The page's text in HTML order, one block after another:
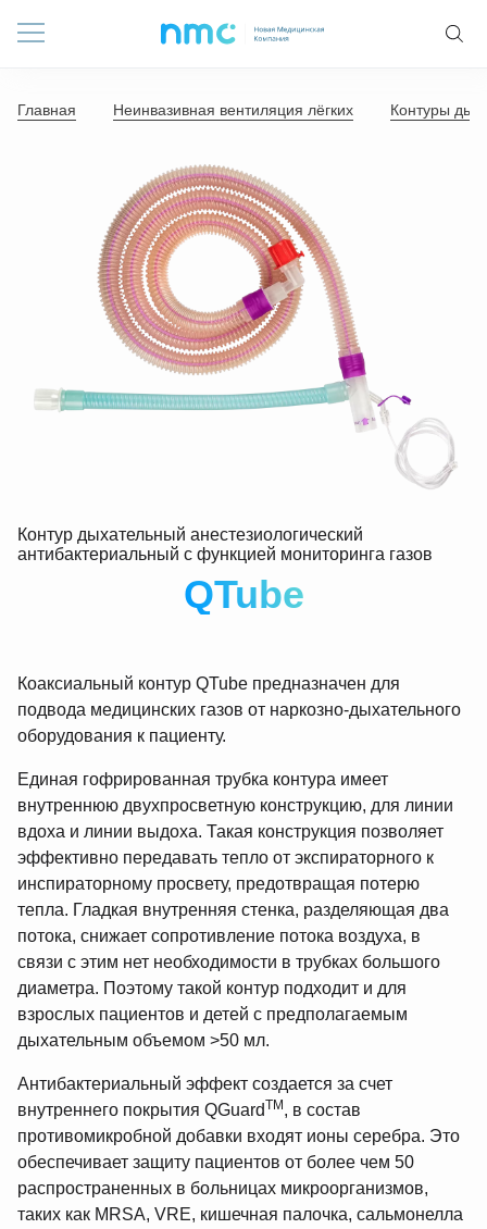
Главная Неинвазивная вентиляция лёгких Контуры
Контур дыхательный анестезиологический
антибактериальный с функцией мониторинга газов
QTube
Коаксиальный контур QTube предназначен для
подвода медицинских газов от наркозно-дыхательного
оборудования к пациенту.
Единая гофрированная трубка контура имеет
внутреннюю двухпросветную конструкцию, для линии
вдоха и линии выдоха. Такая конструкция позволяет
эффективно передавать тепло от экспираторного к
инспираторному просвету, предотвращая потерю
тепла. Гладкая внутренняя стенка, разделяющая два
потока, снижает сопротивление потока воздуха, в
связи с этим нет необходимости в трубках большого
диаметра. Поэтому такой контур подходит и для
взрослых пациентов и детей с предполагаемым
дыхательным объемом >50 мл.
Антибактериальный эффект создается за счет
внутреннего покрытия QGuardTM , в состав
противомикробной добавки входят ионы серебра. Это
обеспечивает защиту пациентов от более чем 50
распространенных в больницах микроорганизмов,
таких как MRSA, VRE, кишечная палочка, сальмонелла